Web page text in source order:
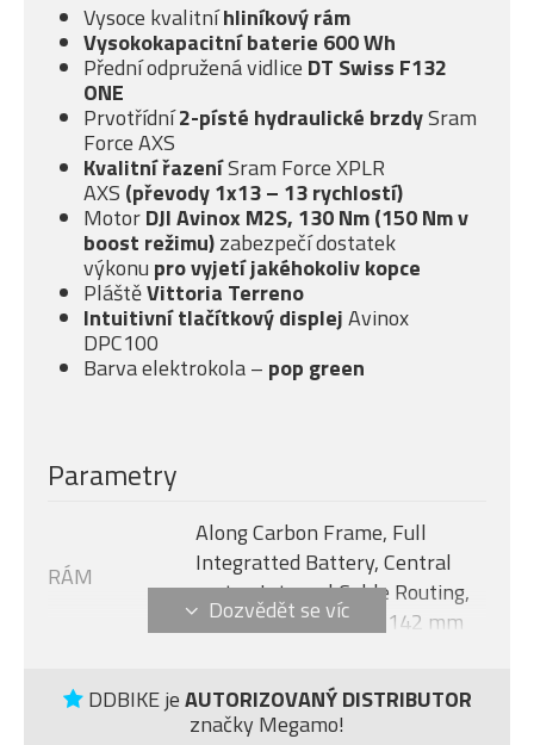
DDBIKE jeAUTORIZOVANÝ DISTRIBUTOR
značky Megamo!
Vysoce kvalitníhliníkový rám
Vysokokapacitní baterie 600 Wh
Přední odpružená vidlice DT Swiss F132
ONE
Prvotřídní2-písté hydraulické brzdySram
Force AXS
Kvalitní řazeníSram Force XPLR
AXS (převody 1x13 – 13 rychlostí)
MotorDJI Avinox M2S, 130 Nm (150 Nm v
boost režimu)zabezpečí dostatek
výkonu pro vyjetí jakéhokoliv kopce
PláštěVittoria Terreno
Intuitivní tlačítkový displejAvinox
DPC100
Barva elektrokola – pop green
Parametry
RÁM
Along Carbon Frame, Full
Integratted Battery, Central
motor, Internal Cable Routing,
Flat Mount Disc 12 x 142 mm
150 Nm (1300 W)
L